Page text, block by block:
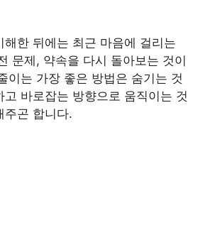
해한 뒤에는 최근 마음에 걸리는
문제, 약속을 다시 돌아보는 것이
이는 가장 좋은 방법은 숨기는 것
고 바로잡는 방향으로 움직이는 것
주곤 합니다.